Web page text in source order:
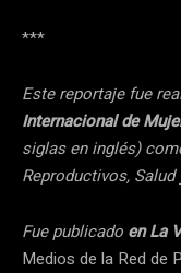
***
Este reportaje fue
Internacional de
siglas en inglés)
Reproductivos,
Fue publicado en La
Medios de la Red de